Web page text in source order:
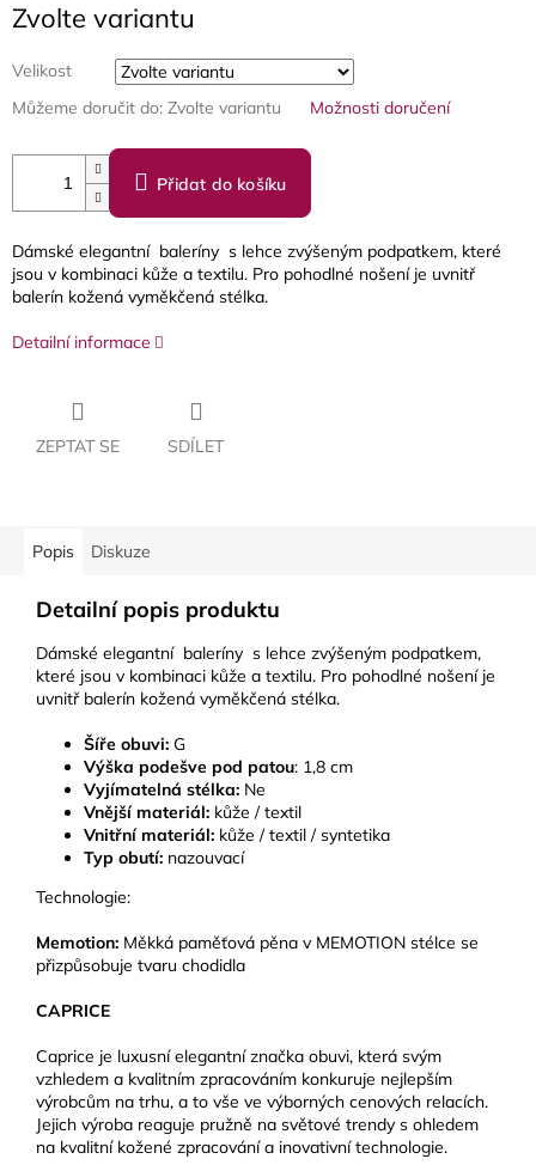
cena:
Zvolte variantu
Velikost
Můžeme doručit do: Zvolte variantu Možnosti doručení
Přidat do košíku
Dámské elegantní baleríny s lehce zvýšeným podpatkem, které
jsou v kombinaci kůže a textilu. Pro pohodlné nošení je uvnitř
balerín kožená vyměkčená stélka.
Detailní informace
ZEPTAT SE SDÍLET
Popis Diskuze
Detailní popis produktu
Dámské elegantní baleríny s lehce zvýšeným podpatkem,
které jsou v kombinaci kůže a textilu. Pro pohodlné nošení je
uvnitř balerín kožená vyměkčená stélka.
Šíře obuvi: G
Výška podešve pod patou: 1,8 cm
Vyjímatelná stélka: Ne
Vnější materiál: kůže / textil
Vnitřní materiál: kůže / textil / syntetika
Typ obutí: nazouvací
Technologie:
Memotion: Měkká paměťová pěna v MEMOTION stélce se
přizpůsobuje tvaru chodidla
CAPRICE
Caprice je luxusní elegantní značka obuvi, která svým
vzhledem a kvalitním zpracováním konkuruje nejlepším
výrobcům na trhu, a to vše ve výborných cenových relacích.
Jejich výroba reaguje pružně na světové trendy s ohledem
na kvalitní kožené zpracování a inovativní technologie.